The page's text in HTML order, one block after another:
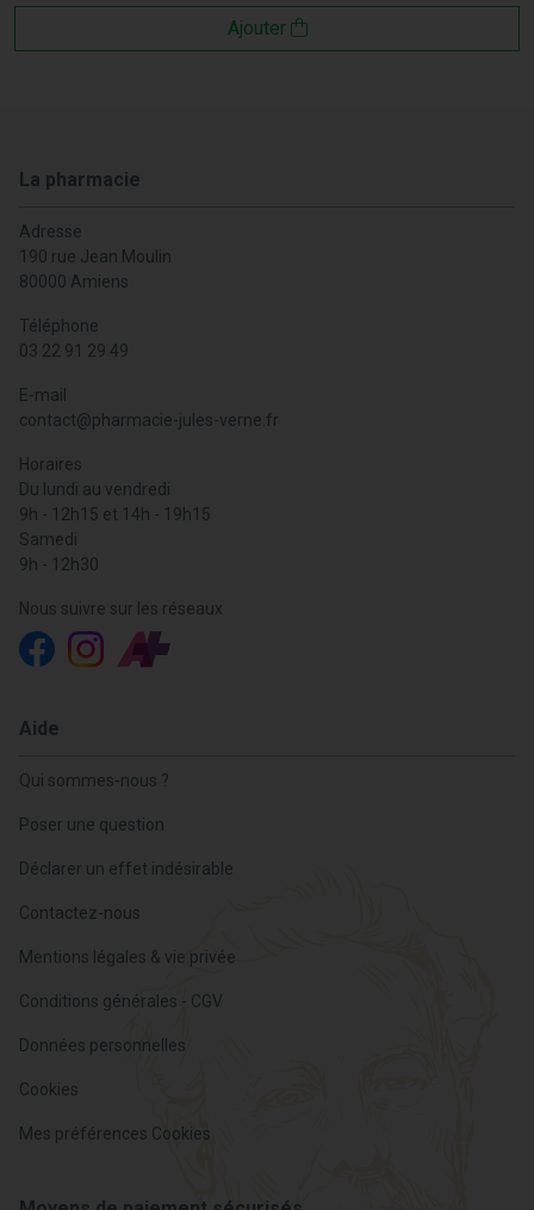
Ajouter
La pharmacie
Adresse
190 rue Jean Moulin
80000 Amiens
Téléphone
03 22 91 29 49
E-mail
contact@pharmacie-jules-verne.fr
Horaires
Du lundi au vendredi
9h - 12h15 et 14h - 19h15
Samedi
9h - 12h30
Nous suivre sur les réseaux
Aide
Qui sommes-nous ?
Poser une question
Déclarer un effet indésirable
Contactez-nous
Mentions légales & vie privée
Conditions générales - CGV
Données personnelles
Cookies
Mes préférences Cookies